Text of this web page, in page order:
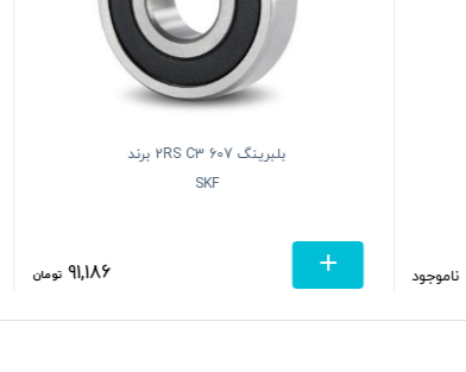
ناموجود
بلبرینگ 607 2RS C3 برند
SKF
91,186 تومان